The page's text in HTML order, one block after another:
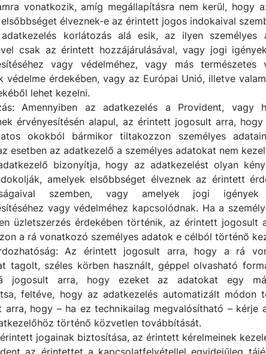
vonatkozik, amíg megállapításra nem kerül, hogy
élveznek-e az érintett jogos indokaival
korlátozás alá esik, az ilyen személyes
csak az érintett hozzájárulásával, vagy jogi
vagy védelméhez, vagy más
védelme érdekében, vagy az Európai Unió, illetve
lehet kezelni.
Amennyiben az adatkezelés a Provident, vagy
érvényesítésén alapul, az érintett jogosult arra,
okokból bármikor tiltakozzon személyes
esetben az adatkezelő a személyes adatokat nem
bizonyítja, hogy az adatkezelést olyan
amelyek elsőbbséget élveznek az érintett
szemben, vagy amelyek jogi igények
vagy védelméhez kapcsolódnak. Ha a
üzletszerzés érdekében történik, az érintett jogosult
a rá vonatkozó személyes adatok e célból történő
Az érintett jogosult arra, hogy a rá
tagolt, széles körben használt, géppel olvasható
jogosult arra, hogy ezeket az adatokat egy
feltéve, hogy az adatkezelés automatizált módon
arra, hogy – ha ez technikailag megvalósítható – kérje
történő közvetlen továbbítását.
jogainak biztosítása, az érintett kérelmeinek
az érintettet a kapcsolatfelvétellel egyidejűleg